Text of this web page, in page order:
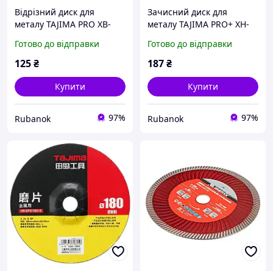
Відрізний диск для
металу TAJIMA PRO XB-
Готово до відправки
125₴
Купити
Rubanok 97%
Зачисний диск для
металу TAJIMA PRO+ XH-
Готово до відправки
187₴
Купити
Rubanok 97%